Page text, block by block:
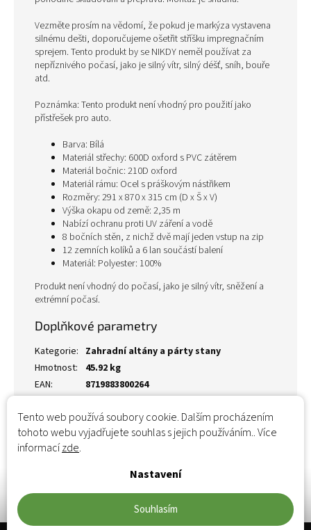
Tento web používá soubory cookie. Dalším procházením
tohoto webu vyjadřujete souhlas s jejich používáním.. Více
informacízde.
Nastavení
Souhlasím
Vezměte prosím na vědomí, že pokud je markýza vystavena
silnému dešti, doporučujeme ošetřit stříšku impregnačním
sprejem. Tento produkt by se NIKDY neměl používat za
nepříznivého počasí, jako je silný vítr, silný déšť, sníh, bouře
atd.
Poznámka: Tento produkt není vhodný pro použití jako
přístřešek pro auto.
Barva: Bílá
Materiál střechy: 600D oxford s PVC zátěrem
Materiál bočnic: 210D oxford
Materiál rámu: Ocel s práškovým nástřikem
Rozměry: 291 x 870 x 315 cm (D x Š x V)
Výška okapu od země: 2,35 m
Nabízí ochranu proti UV záření a vodě
8 bočních stěn, z nichž dvě mají jeden vstup na zip
12 zemních kolíků a 6 lan součástí balení
Materiál: Polyester: 100%
Produkt není vhodný do počasí, jako je silný vítr, sněžení a
extrémní počasí.
Doplňkové parametry
Kategorie: Zahradní altány a párty stany
Hmotnost:
45.92 kg
EAN: 8719883800264